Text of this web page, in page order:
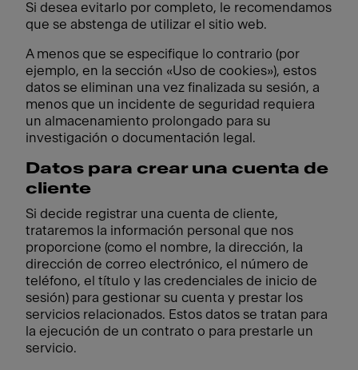
Si desea evitarlo por completo, le recomendamos
que se abstenga de utilizar el sitio web.
A menos que se especifique lo contrario (por
ejemplo, en la sección «Uso de cookies»), estos
datos se eliminan una vez finalizada su sesión, a
menos que un incidente de seguridad requiera
un almacenamiento prolongado para su
investigación o documentación legal.
Datos para crear una cuenta de
cliente
Si decide registrar una cuenta de cliente,
trataremos la información personal que nos
proporcione (como el nombre, la dirección, la
dirección de correo electrónico, el número de
teléfono, el título y las credenciales de inicio de
sesión) para gestionar su cuenta y prestar los
servicios relacionados. Estos datos se tratan para
la ejecución de un contrato o para prestarle un
servicio.